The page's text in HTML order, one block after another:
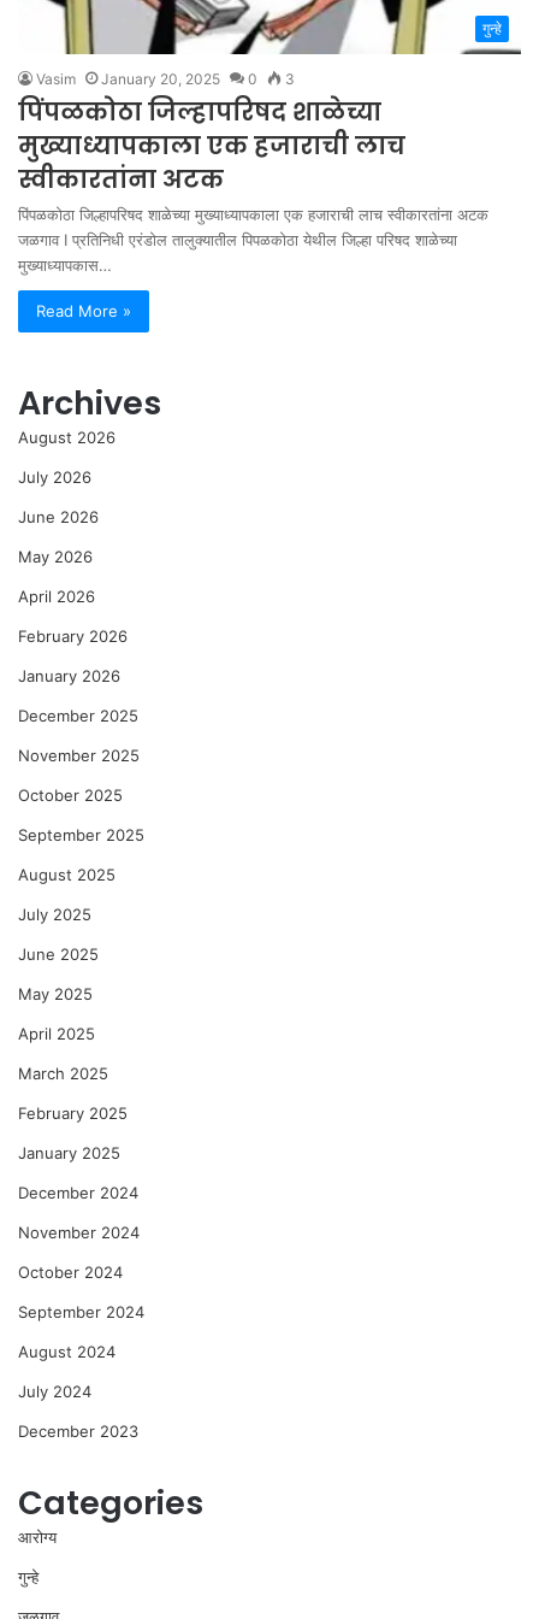
गुन्हे
Vasim January 20, 2025 0 3
पिंपळकोठा जिल्हापरिषद शाळेच्या
मुख्याध्यापकाला एक हजाराची लाच
स्वीकारतांना अटक
पिंपळकोठा जिल्हापरिषद शाळेच्या मुख्याध्यापकाला एक हजाराची लाच स्वीकारतांना अटक
जळगाव I प्रतिनिधी एरंडोल तालुक्यातील पिपळकोठा येथील जिल्हा परिषद शाळेच्या
मुख्याध्यापकास…
Read More »
Archives
August 2026
July 2026
June 2026
May 2026
April 2026
February 2026
January 2026
December 2025
November 2025
October 2025
September 2025
August 2025
July 2025
June 2025
May 2025
April 2025
March 2025
February 2025
January 2025
December 2024
November 2024
October 2024
September 2024
August 2024
July 2024
December 2023
Categories
आरोग्य
गुन्हे